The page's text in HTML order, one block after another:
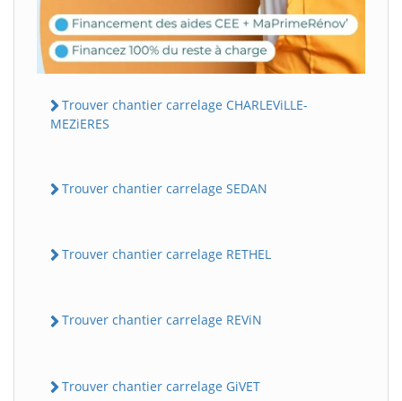
Trouver chantier carrelage CHARLEViLLE-
MEZiERES
Trouver chantier carrelage SEDAN
Trouver chantier carrelage RETHEL
Trouver chantier carrelage REViN
Trouver chantier carrelage GiVET